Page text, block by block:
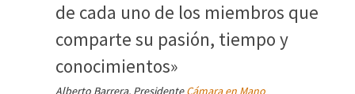
de cada uno de los miembros que
comparte su pasión, tiempo y
conocimientos»
Alberto Barrera, PresidenteCámara en Mano